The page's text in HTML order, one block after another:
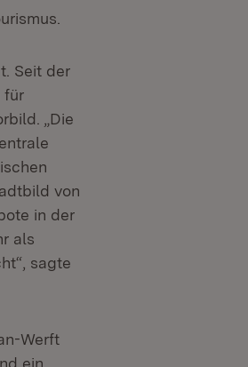
Seit der
für
„Die
von
in der
als
sagte
Werft
ein